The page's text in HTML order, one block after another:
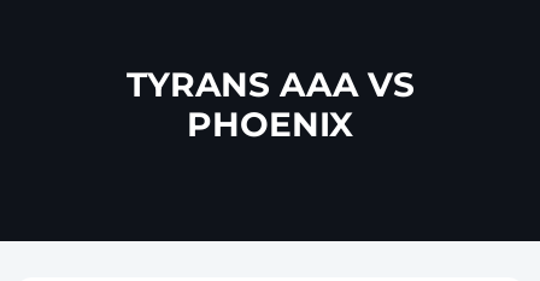
TYRANS AAA VS
PHOENIX